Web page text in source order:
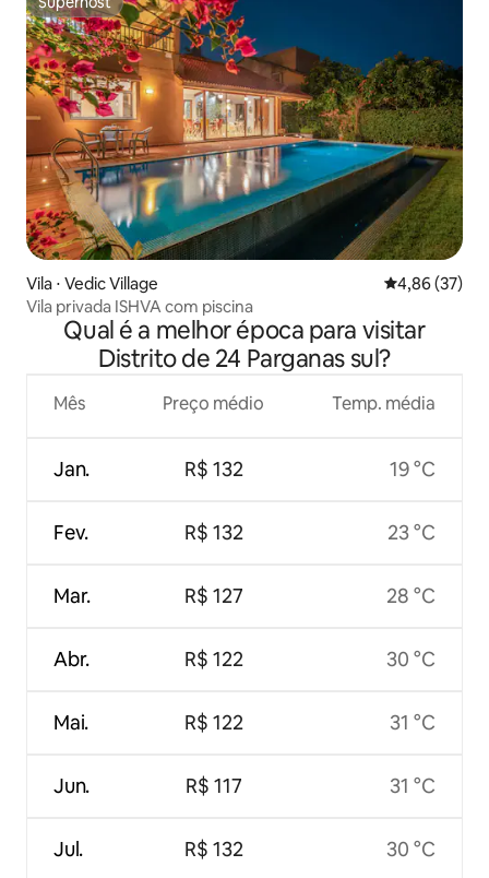
Superhost
Vila ⋅ Vedic Village 4,86 de uma
4,86 (37)
Vila privada ISHVA com piscina
Qual é a melhor época para visitar
Distrito de 24 Parganas sul?
Mês
Jan.
Fev.
Mar.
Abr.
Mai.
Jun.
Jul.
Preço médio
R$ 132
R$ 132
R$ 127
R$ 122
R$ 122
R$ 117
R$ 132
Temp. média
19 °C
23 °C
28 °C
30 °C
31 °C
31 °C
30 °C